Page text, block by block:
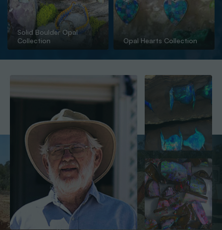
Solid Boulder Opal
Collection
Opal Hearts Collection